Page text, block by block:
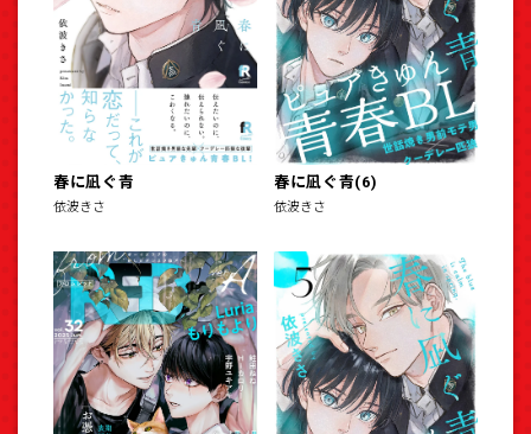
春に凪ぐ青
依波きさ
春に凪ぐ青(6)
依波きさ